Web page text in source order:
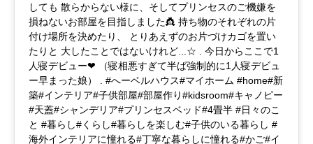
しても 散らからない様に、そしてプリンセスのご機嫌を
損ねないお部屋を目指しました👸 持ち物のそれぞれの片
付け場所を決めたり、 とりあえずのお片づけカゴを置い
たりと 大したことではないけれど...☆ . 今日からここで1
人寝デビュー❤︎ （寝相悪すぎて半ば強制的に1人寝デビュ
ー早まった娘） . #へーベルハウス#マイホーム #home#新
築#インテリア#子供部屋#部屋作り#kidsroom#キャノピー
#天蓋#シャンデリア#プリンセスベッド#4畳半 #日々のこ
と #暮らし#くらし#暮らしを楽しむ#子供のいる暮らし #
海外インテリアに憧れる#丁寧な暮らしに憧れる#かご#イ